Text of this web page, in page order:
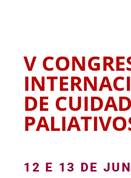
V
DE
12 E 13 DE